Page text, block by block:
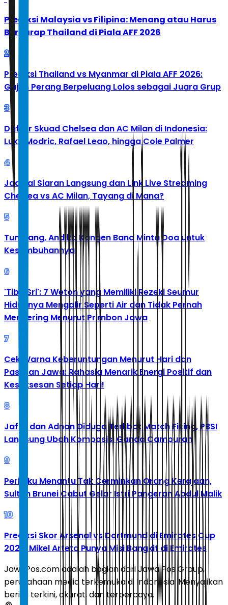
Prediksi Malaysia vs Filipina: Menang atau Harus
Berharap Thailand di Piala AFF 2026
2
Prediksi Thailand vs Myanmar di Piala AFF 2026:
Gajah Perang Berpeluang Lolos sebagai Juara Grup
3
Daftar Skuad Chelsea dan AC Milan di Indonesia:
Luka Modric, Rafael Leao, hingga Cole Palmer
4
Jadwal Siaran Langsung dan Link Live Streaming
Chelsea vs AC Milan, Tayang di Mana?
5
Tumbang, Andika Kangen Band Minta Doa untuk
Kesembuhannya
6
'Tibo Sri': 7 Weton yang Memiliki Rezeki Seumur
Hidupnya Mengalir Seperti Air dan Tidak Pernah
Mengering Menurut Primbon Jawa
7
Cek Warna Keberuntungan Menurut Hari dan
Pasaran Jawa: Rahasia Menarik Energi Positif dan
Kesuksesan Setiap Hari!
8
Jafar dan Adnan Diduga Terlibat Match Fixing, PBSI
Langsung Ubah Komposisi Ganda Campuran
9
Perilaku Menantu Tak Cerminkan Orang Kerajaan,
Sultan Brunei Cabut Gelar Istri Pangeran Abdul Malik
10
Prediksi Skor Arsenal vs Dortmund di Emirates Cup
2026: Mikel Arteta Punya Misi Bangkit di Emirates
JawaPos.com adalah bagian dari Jawa Pos Group,
perusahaan media terkemuka di Indonesia. Menyajikan
berita terkini, akurat, dan terpercaya.